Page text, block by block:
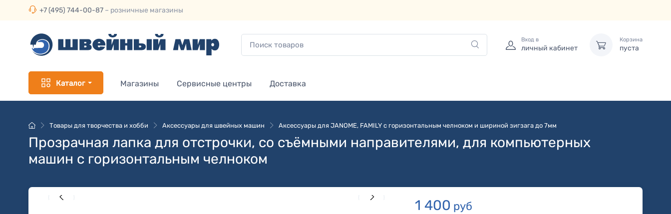
+7 (495) 744-00-87 – розничные магазины
Вход в
личный кабинет
Корзина
пуста
Каталог Магазины Сервисные центры Доставка
Товары для творчества и хобби Аксессуары для швейных машин Аксессуары для JANOME, FAMILY с горизонтальным челноком и шириной зигзага до 7мм
Прозрачная лапка для отстрочки, со съёмными направителями, для компьютерных
машин с горизонтальным челноком
1 400 руб